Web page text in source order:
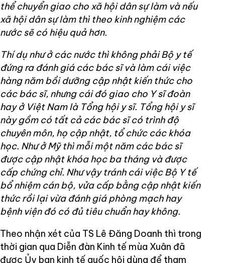
thể chuyển giao cho xã hội dân sự làm và nếu
xã hội dân sự làm thì theo kinh nghiệm các
nước sẽ có hiệu quả hơn.
Thí dụ như ở các nước thì không phải Bộ y tế
đứng ra đánh giá các bác sĩ và làm cái việc
hàng năm bồi dưỡng cập nhật kiến thức cho
các bác sĩ, nhưng cái đó giao cho Y sĩ đoàn
hay ở Việt Nam là Tổng hội y sĩ. Tổng hội y sĩ
này gồm có tất cả các bác sĩ có trình độ
chuyên môn, họ cập nhật, tổ chức các khóa
học. Như ở Mỹ thì mỗi một năm các bác sĩ
được cập nhật khóa học ba tháng và được
cấp chứng chỉ. Như vậy tránh cái việc Bộ Y tế
bổ nhiệm cán bộ, vửa cấp bằng cập nhật kiến
thức rồi lại vừa đánh giá phòng mạch hay
bệnh viện đó có đủ tiêu chuẩn hay không.
Theo nhận xét của TS Lê Đăng Doanh thì trong
thời gian qua Diễn đàn Kinh tế mùa Xuân đã
được Ủy ban kinh tế quốc hội dùng để tham